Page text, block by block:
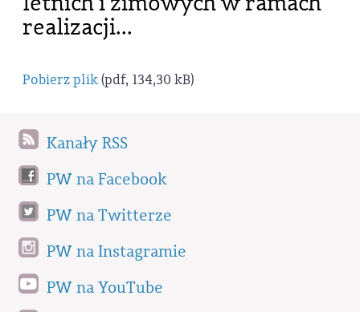
realizacji...
Pobierz plik(pdf, 134,30 kB)
Kanały RSS
PW na Facebook
PW na Twitterze
PW na Instagramie
PW na YouTube